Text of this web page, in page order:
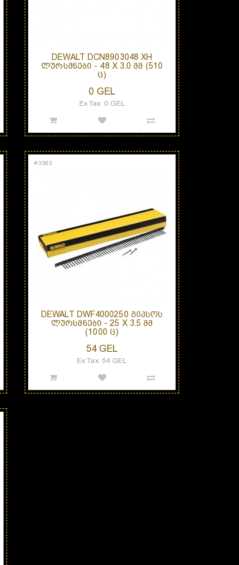
DEWALT DCN8903048 XH
ᲚᲣᲠᲡᲛᲜᲔᲑᲘ - 48 X 3.0 ᲛᲛ (510
Ც)
0 GEL
Ex Tax: 0 GEL
#3363
DEWALT DWF4000250 ᲒᲘᲞᲡᲝᲡ
ᲚᲣᲠᲡᲛᲜᲔᲑᲘ - 25 X 3.5 ᲛᲛ
(1000 Ც)
54 GEL
Ex Tax: 54 GEL